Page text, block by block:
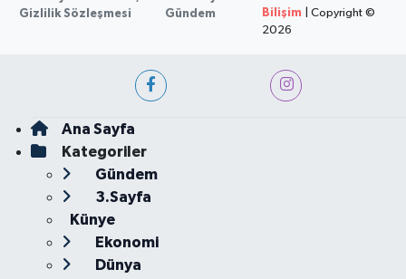
Gizlilik Sözleşmesi
Gündem
Bilişim | Copyright ©
2026
Ana Sayfa
Kategoriler
Gündem
3.Sayfa
Künye
Ekonomi
Dünya